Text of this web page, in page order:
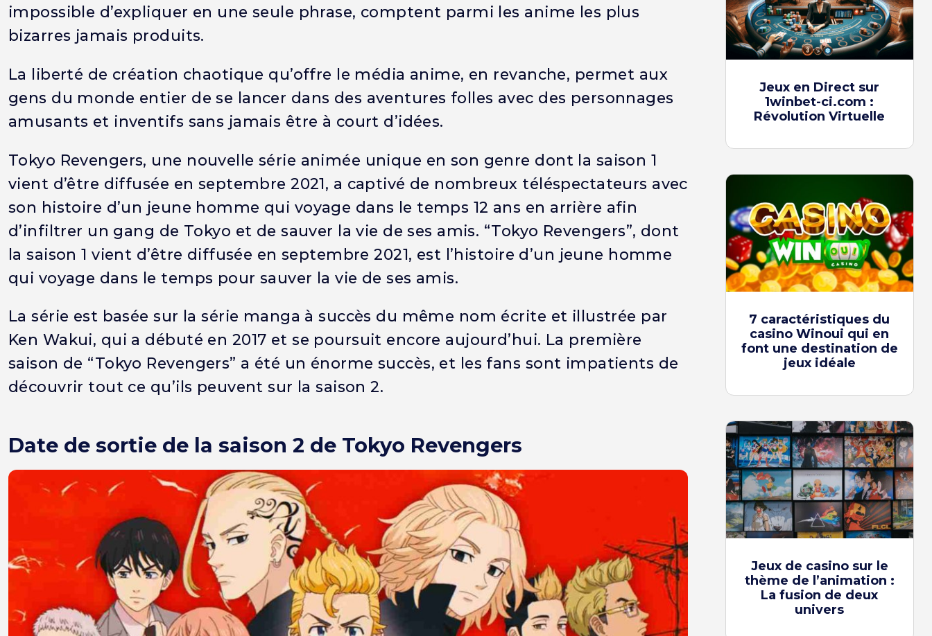
impossible d’expliquer en une seule phrase, comptent parmi les anime les plus
bizarres jamais produits.
La liberté de création chaotique qu’offre le média anime, en revanche, permet aux
gens du monde entier de se lancer dans des aventures folles avec des personnages
amusants et inventifs sans jamais être à court d’idées.
Tokyo Revengers, une nouvelle série animée unique en son genre dont la saison 1
vient d’être diffusée en septembre 2021, a captivé de nombreux téléspectateurs avec
son histoire d’un jeune homme qui voyage dans le temps 12 ans en arrière afin
d’infiltrer un gang de Tokyo et de sauver la vie de ses amis. “Tokyo Revengers”, dont
la saison 1 vient d’être diffusée en septembre 2021, est l’histoire d’un jeune homme
qui voyage dans le temps pour sauver la vie de ses amis.
La série est basée sur la série manga à succès du même nom écrite et illustrée par
Ken Wakui, qui a débuté en 2017 et se poursuit encore aujourd’hui. La première
saison de “Tokyo Revengers” a été un énorme succès, et les fans sont impatients de
découvrir tout ce qu’ils peuvent sur la saison 2.
Date de sortie de la saison 2 de Tokyo Revengers
Jeux en Direct sur
1winbet-ci.com :
Révolution Virtuelle
7 caractéristiques du
casino Winoui qui en
font une destination de
jeux idéale
Jeux de casino sur le
thème de l’animation :
La fusion de deux
univers